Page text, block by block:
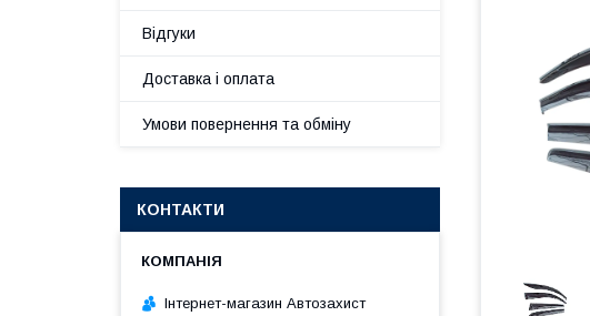
Відгуки
Доставка і оплата
Умови повернення та обміну
КОНТАКТИ
Інтернет-магазин Автозахист